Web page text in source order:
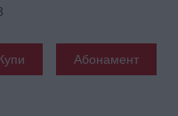
Абонамент